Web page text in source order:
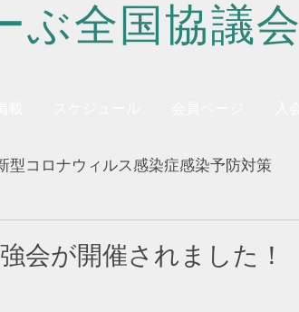
ぶ全国協議会
型コロナウィルス感染症感染予防対策
会が開催されました！